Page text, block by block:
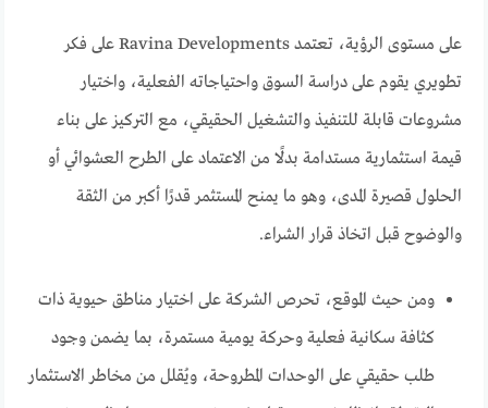
على مستوى الرؤية، تعتمد Ravina Developments على فكر
تطويري يقوم على دراسة السوق واحتياجاته الفعلية، واختيار
مشروعات قابلة للتنفيذ والتشغيل الحقيقي، مع التركيز على بناء
قيمة استثمارية مستدامة بدلًا من الاعتماد على الطرح العشوائي أو
الحلول قصيرة المدى، وهو ما يمنح المستثمر قدرًا أكبر من الثقة
والوضوح قبل اتخاذ قرار الشراء.
ومن حيث الموقع، تحرص الشركة على اختيار مناطق حيوية ذات
كثافة سكانية فعلية وحركة يومية مستمرة، بما يضمن وجود
طلب حقيقي على الوحدات المطروحة، ويُقلل من مخاطر الاستثمار